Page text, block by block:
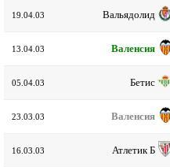
19.04.03 Вальядолид
13.04.03 Валенсия
05.04.03 Бетис
23.03.03 Валенсия
16.03.03 Атлетик Б